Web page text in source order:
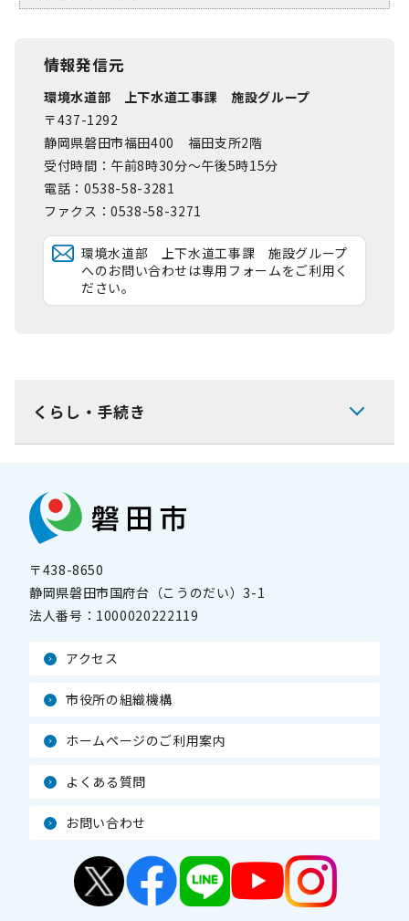
情報発信元
環境水道部 上下水道工事課 施設グループ
〒437-1292
静岡県磐田市福田400 福田支所2階
受付時間：午前8時30分～午後5時15分
電話：0538-58-3281
ファクス：0538-58-3271
環境水道部 上下水道工事課 施設グループ
へのお問い合わせは専用フォームをご利用く
ださい。
くらし・手続き
〒438-8650
静岡県磐田市国府台（こうのだい）3-1
法人番号： 1000020222119
アクセス
市役所の組織機構
ホームページのご利用案内
よくある質問
お問い合わせ